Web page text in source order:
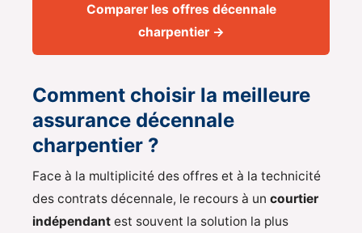
Comparer les offres décennale
charpentier →
Comment choisir la meilleure
assurance décennale
charpentier ?
Face à la multiplicité des offres et à la technicité
des contrats décennale, le recours à un courtier
indépendant est souvent la solution la plus